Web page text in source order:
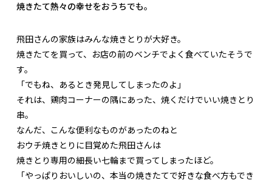
焼きたて熱々の幸せをおうちでも。
飛田さんの家族はみんな焼きとりが大好き。
焼きたてを買って、お店の前のベンチでよく食べていたそうで
す。
「でもね、あるとき発見してしまったのよ」
それは、鶏肉コーナーの隅にあった、焼くだけでいい焼きとり
串。
なんだ、こんな便利なものがあったのねと
おウチ焼きとりに目覚めた飛田さんは
焼きとり専用の細長い七輪まで買ってしまったほど。
「やっぱりおいしいの、本当の焼きたてで好きな食べ方もでき